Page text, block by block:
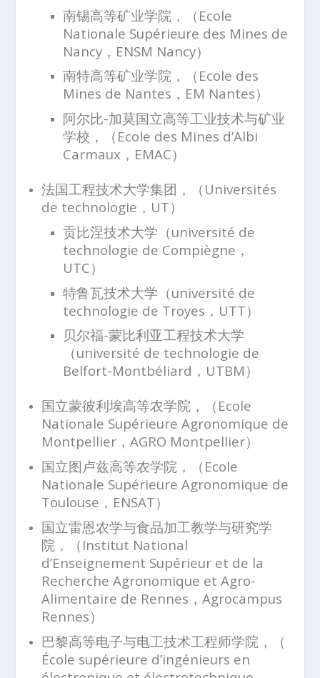
南锡高等矿业学院，（Ecole
Nationale Supérieure des Mines de
Nancy，ENSM Nancy）
南特高等矿业学院，（Ecole des
Mines de Nantes，EM Nantes）
阿尔比-加莫国立高等工业技术与矿业
学校，（Ecole des Mines d’Albi
Carmaux，EMAC）
法国工程技术大学集团，（Universités
de technologie，UT）
贡比涅技术大学（université de
technologie de Compiègne，
UTC）
特鲁瓦技术大学（université de
technologie de Troyes，UTT）
贝尔福-蒙比利亚工程技术大学
（université de technologie de
Belfort-Montbéliard，UTBM）
国立蒙彼利埃高等农学院，（Ecole
Nationale Supérieure Agronomique de
Montpellier，AGRO Montpellier）
国立图卢兹高等农学院，（Ecole
Nationale Supérieure Agronomique de
Toulouse，ENSAT）
国立雷恩农学与食品加工教学与研究学
院，（Institut National
d’Enseignement Supérieur et de la
Recherche Agronomique et Agro-
Alimentaire de Rennes，Agrocampus
Rennes）
巴黎高等电子与电工技术工程师学院，（
École supérieure d’ingénieurs en